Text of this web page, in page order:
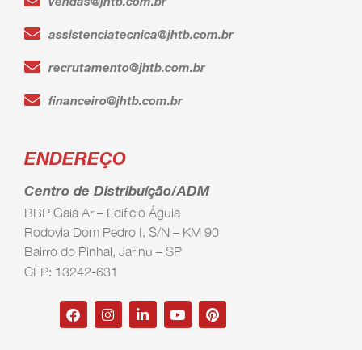
assistenciatecnica@jhtb.com.br
recrutamento@jhtb.com.br
financeiro@jhtb.com.br
ENDEREÇO
Centro de Distribuíção/ADM
BBP Gaia Ar – Edificio Águia
Rodovia Dom Pedro I, S/N – KM 90
Bairro do Pinhal, Jarinu – SP
CEP: 13242-631